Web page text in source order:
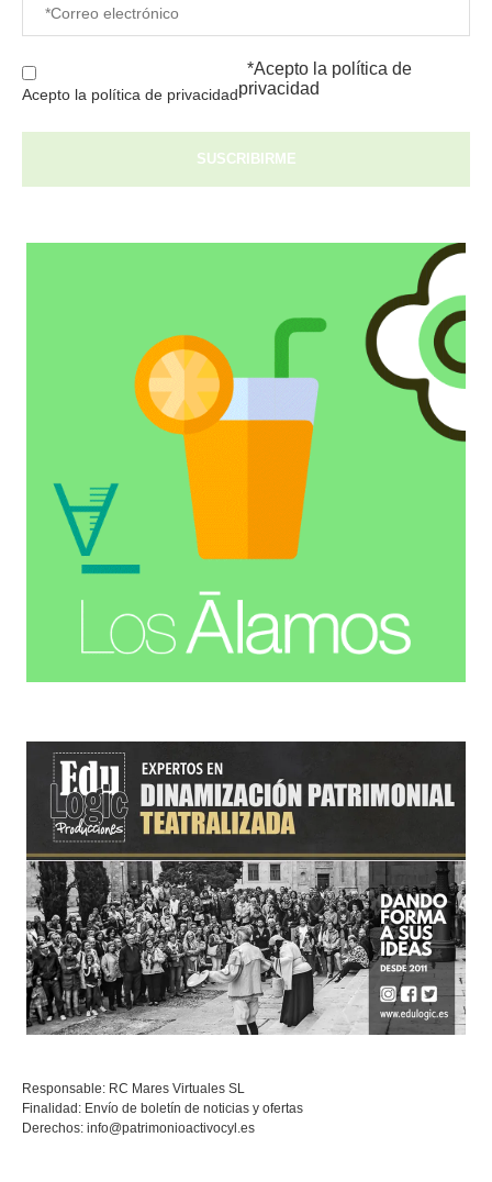
Acepto la política de privacidad
*Acepto la política de
privacidad
Responsable: RC Mares Virtuales SL
Finalidad: Envío de boletín de noticias y ofertas
Derechos: info@patrimonioactivocyl.es